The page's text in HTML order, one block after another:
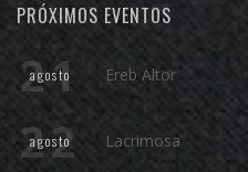
PRÓXIMOS EVENTOS
21
agosto Ereb Altor
22
agosto Lacrimosa